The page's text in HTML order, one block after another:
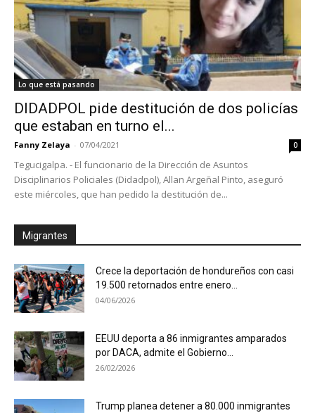
Lo que está pasando
DIDADPOL pide destitución de dos policías
que estaban en turno el...
Fanny Zelaya - 07/04/2021 0
Tegucigalpa. - El funcionario de la Dirección de Asuntos
Disciplinarios Policiales (Didadpol), Allan Argeñal Pinto, aseguró
este miércoles, que han pedido la destitución de...
Migrantes
Crece la deportación de hondureños con casi
19.500 retornados entre enero...
04/06/2026
EEUU deporta a 86 inmigrantes amparados
por DACA, admite el Gobierno...
26/02/2026
Trump planea detener a 80.000 inmigrantes